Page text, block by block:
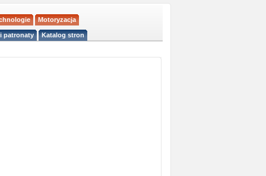
Motoryzacja
patronaty Katalog stron